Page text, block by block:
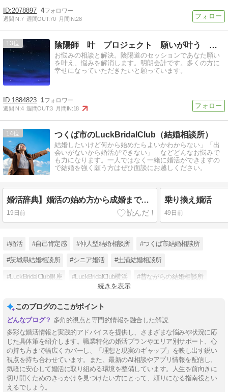
2078897 4
週間IN:7 週間OUT:70 月間IN:28
13 陰陽師 叶 プロジェクト 願いが叶う 悩みが解決
お悩みの相談と解決。陰陽道のセッションであなた願い
を叶え、悩みを解消します。明朗会計です。多くの方に
幸せになっていただきたいと願っています。
1884823 1
週間IN:4 週間OUT:3 月間IN:18
14 つくば市のLuckBridalClub（結婚相談所）
結婚したいけど何から始めたらよいかわからない」「出
会いがないから婚活ができない」 などどんなお悩みで
も力になります。一人ではなく一緒に婚活ができますの
で結婚を強く願う方はぜひ面談にお越しください。
婚活辞典】婚活の始め方から成婚まで完全ガイド｜LuckBridalClub
19日前
乗り換え婚活
49日前
#婚活 #自己肯定感 #仲人型結婚相談所 #つくば市結婚相談所
#茨城県結婚相談所 #シニア婚活 #土浦結婚相談所
#LuckBridalClub銀座 #LuckBridalClub横浜 #昔ながらの結婚相談所
続きを表示
このブログのここがポイント
多角的視点と専門的情報を融合した解説
多彩な婚活情報と実践的アドバイスを提供し、さまざまな悩みや状況に応
じた具体策を紹介します。職業特化の婚活プランやエリア別サポート、心
の持ち方まで幅広くカバーし、「理想と現実のギャップ」を映し出す鋭い
視点を持ち合わせています。また、最新のAI相談やアプリ情報を配信し、
気軽に安心して婚活に取り組める環境を整備しています。人生を前向きに
切り開くためのきっかけを見つけたい方にとって、頼りになる指南役とい
えるでしょう。